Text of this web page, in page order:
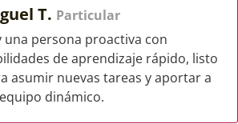
T. Particular
una persona proactiva con
de aprendizaje rápido, listo
asumir nuevas tareas y aportar a
dinámico.